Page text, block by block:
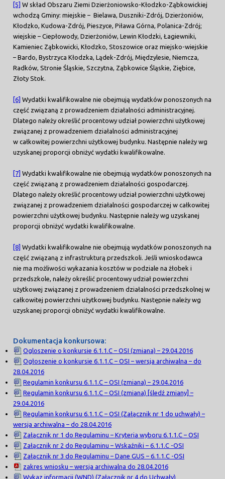
[5] W skład Obszaru Ziemi Dzierżoniowsko-Kłodzko-Ząbkowickiej
wchodzą Gminy: miejskie – Bielawa, Duszniki-Zdrój, Dzierżoniów,
Kłodzko, Kudowa-Zdrój, Pieszyce, Piława Górna, Polanica-Zdrój;
wiejskie – Ciepłowody, Dzierżoniów, Lewin Kłodzki, Łagiewniki,
Kamieniec Ząbkowicki, Kłodzko, Stoszowice oraz miejsko-wiejskie
– Bardo, Bystrzyca Kłodzka, Lądek-Zdrój, Międzylesie, Niemcza,
Radków, Stronie Śląskie, Szczytna, Ząbkowice Śląskie, Ziębice,
Złoty Stok.
[6] Wydatki kwalifikowalne nie obejmują wydatków ponoszonych na
część związaną z prowadzeniem działalności administracyjnej.
Dlatego należy określić procentowy udział powierzchni użytkowej
związanej z prowadzeniem działalności administracyjnej
w całkowitej powierzchni użytkowej budynku. Następnie należy wg
uzyskanej proporcji obniżyć wydatki kwalifikowalne.
[7] Wydatki kwalifikowalne nie obejmują wydatków ponoszonych na
część związaną z prowadzeniem działalności gospodarczej.
Dlatego należy określić procentowy udział powierzchni użytkowej
związanej z prowadzeniem działalności gospodarczej w całkowitej
powierzchni użytkowej budynku. Następnie należy wg uzyskanej
proporcji obniżyć wydatki kwalifikowalne.
[8] Wydatki kwalifikowalne nie obejmują wydatków ponoszonych na
część związaną z infrastrukturą przedszkoli. Jeśli wnioskodawca
nie ma możliwości wykazania kosztów w podziale na żłobek i
przedszkole, należy określić procentowy udział powierzchni
użytkowej związanej z prowadzeniem działalności przedszkolnej w
całkowitej powierzchni użytkowej budynku. Następnie należy wg
uzyskanej proporcji obniżyć wydatki kwalifikowalne.
Dokumentacja konkursowa:
Ogloszenie o konkursie 6.1.1.C – OSI (zmiana) – 29.04.2016
Ogłoszenie o konkursie 6.1.1.C – OSI – wersja archiwalna – do
28.04.2016
Regulamin konkursu 6.1.1.C – OSI (zmiana) – 29.04.2016
Regulamin konkursu 6.1.1.C – OSI (zmiana) [śledź zmiany] –
29.04.2016
Regulamin konkursu 6.1.1.C – OSI (Załącznik nr 1 do uchwały) –
wersja archiwalna – do 28.04.2016
Załącznik nr 1 do Regulaminu – Kryteria wyboru 6.1.1.C – OSI
Załącznik nr 2 do Regulaminu – Wskaźniki – 6.1.1.C -OSI
Załącznik nr 3 do Regulaminu – Dane GUS – 6.1.1.C -OSI
zakres wniosku – wersja archiwalna do 28.04.2016
Wykaz informacji (WND) (Załącznik nr 4 do Uchwały)